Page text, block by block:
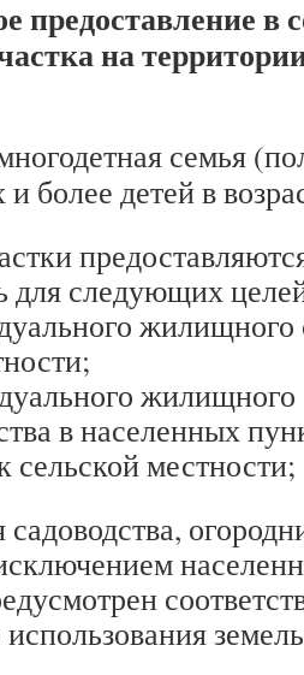
предоставление в
на
семья
более детей в
для следующих
жилищного
жилищного
в населенных
сельской местности;